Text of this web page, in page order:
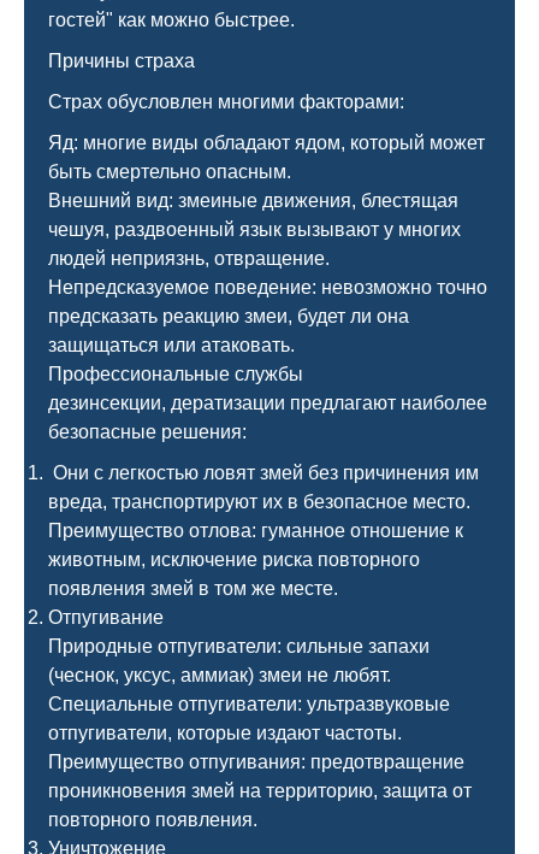
гостей" как можно быстрее.
Причины страха
Страх обусловлен многими факторами:
Яд: многие виды обладают ядом, который может
быть смертельно опасным.
Внешний вид: змеиные движения, блестящая
чешуя, раздвоенный язык вызывают у многих
людей неприязнь, отвращение.
Непредсказуемое поведение: невозможно точно
предсказать реакцию змеи, будет ли она
защищаться или атаковать.
Профессиональные службы
дезинсекции, дератизации предлагают наиболее
безопасные решения:
Они с легкостью ловят змей без причинения им
вреда, транспортируют их в безопасное место.
Преимущество отлова: гуманное отношение к
животным, исключение риска повторного
появления змей в том же месте.
Отпугивание
Природные отпугиватели: сильные запахи
(чеснок, уксус, аммиак) змеи не любят.
Специальные отпугиватели: ультразвуковые
отпугиватели, которые издают частоты.
Преимущество отпугивания: предотвращение
проникновения змей на территорию, защита от
повторного появления.
Уничтожение